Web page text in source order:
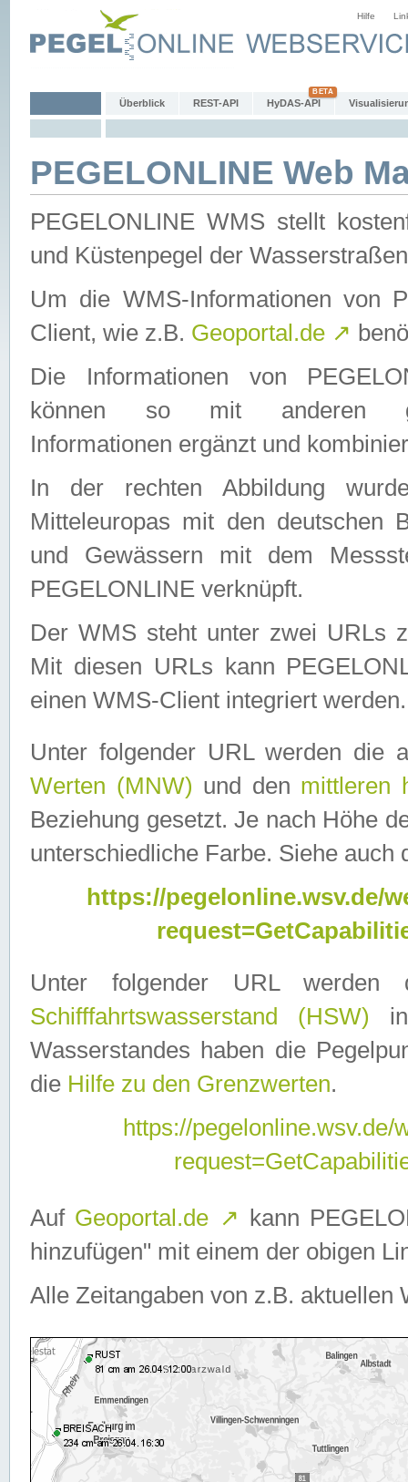
Hilfe
Überblick REST-API HyDAS-API
PEGELONLINE Web
PEGELONLINE WMS stellt
und Küstenpegel der
Um die WMS-Informationen von
Client, wie z.B. Geoportal.de ↗
Die Informationen von
können so mit anderen
Informationen ergänzt und
In der rechten Abbildung
Mitteleuropas mit den deutschen
und Gewässern mit dem
PEGELONLINE verknüpft.
Der WMS steht unter zwei URLs
Mit diesen URLs kann
einen WMS-Client integriert werden.
Unter folgender URL werden die
Werten (MNW) und den mittleren
Beziehung gesetzt. Je nach Höhe
unterschiedliche Farbe. Siehe auch
https://pegelonline.wsv.de/
Unter folgender URL
Schifffahrtswasserstand (HSW)
Wasserstandes haben die
die Hilfe zu den Grenzwerten.
https://
Auf Geoportal.de ↗ kann
hinzufügen" mit einem der obigen
Alle Zeitangaben von z.B. aktuellen